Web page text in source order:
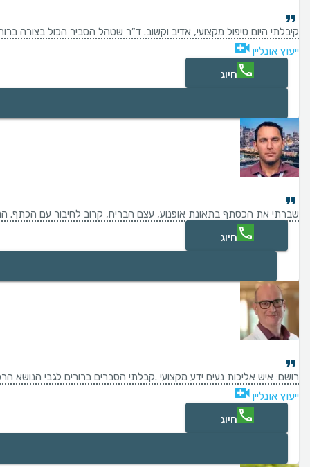
קיבלתי היום טיפול מקצועי, אדיב וקשוב. ד”ר שטהל הסביר הכול בצורה
ייעוץ אונליין
חיוג
שברתי את הכסתף בתאונת אופנוע, עצם הבריח, קרוב לחיבור עם הכתף.
חיוג
רושם: איש אליכות נעים ידע מקצועי .קבלתי הסברים ברורים לגבי הנושא
ייעוץ אונליין
חיוג